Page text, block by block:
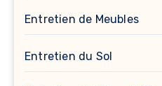
Entretien de Meubles
Entretien du Sol